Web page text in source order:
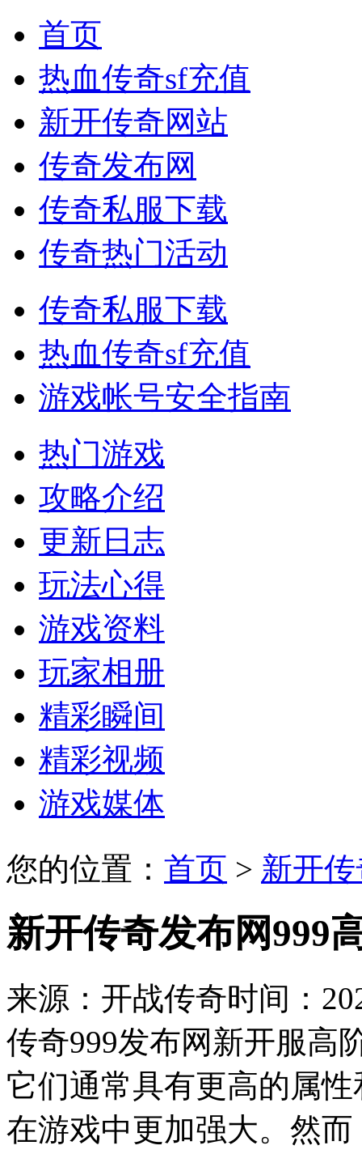
首页
热血传奇sf充值
新开传奇网站
传奇发布网
传奇私服下载
传奇热门活动
传奇私服下载
热血传奇sf充值
游戏帐号安全指南
热门游戏
攻略介绍
更新日志
玩法心得
游戏资料
玩家相册
精彩瞬间
精彩视频
游戏媒体
您的位置： 首页 > 新开
新开传奇发布网999
来源：开战传奇时间：
传奇999发布网新开服高
它们通常具有更高的属
在游戏中更加强大。然